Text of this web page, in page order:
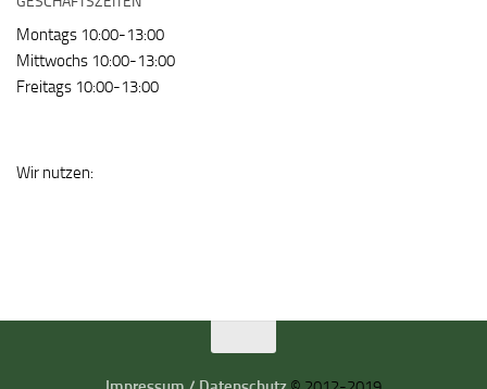
Montags 10:00-13:00
Mittwochs 10:00-13:00
Freitags 10:00-13:00
Wir nutzen: